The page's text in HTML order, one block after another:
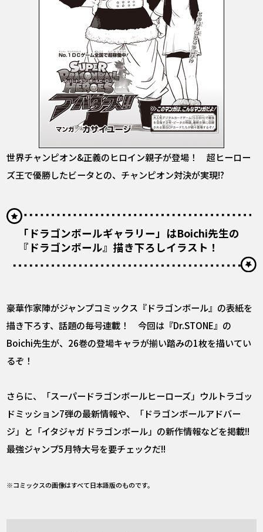
世界チャンピオン&正義のヒロイン親子が登場！ 超ヒーロー
ズ王で優勝したビータとの、チャンピオン対決が実現!?
「ドラゴンボールギャラリー」はBoichi先生の
『ドラゴンボール』描き下ろしイラスト！
豪華作家陣がジャンプコミックス『ドラゴンボール』の表紙を
描き下ろす、話題の毎号連載！ 今回は『Dr.STONE』の
Boichi先生が、26巻の登場キャラが揃い踏みの1枚を描いてい
るぞ！
さらに、「スーパードラゴンボールヒーローズ」ウルトラゴッ
ドミッション7弾の最新情報や、「ドラゴンボールアドバー
ジ」と「イタジャガ ドラゴンボール」の新作情報などを掲載!!
最強ジャンプ5月特大号を要チェックだ!!
※コミックスの画像はすべて日本語版のものです。